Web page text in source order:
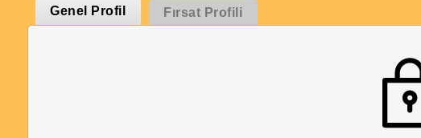
Genel Profil Fırsat Profili